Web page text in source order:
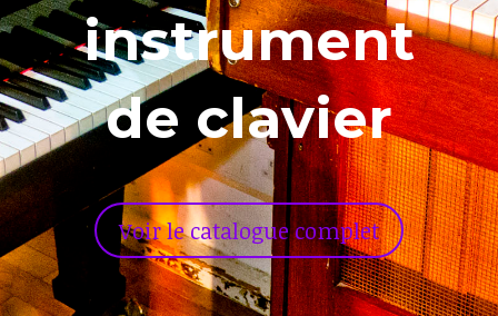
instrument
de clavier
Voir le catalogue complet